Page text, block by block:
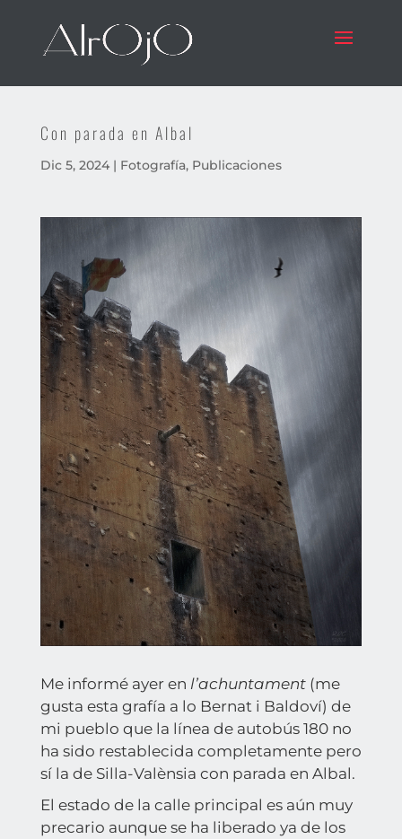
Con parada en Albal
Dic 5, 2024| Fotografía, Publicaciones
Me informé ayer en l’achuntament(me
gusta esta grafía a lo Bernat i Baldoví) de
mi pueblo que la línea de autobús 180 no
ha sido restablecida completamente pero
sí la de Silla-Valènsia con parada en Albal.
El estado de la calle principal es aún muy
precario aunque se ha liberado ya de los